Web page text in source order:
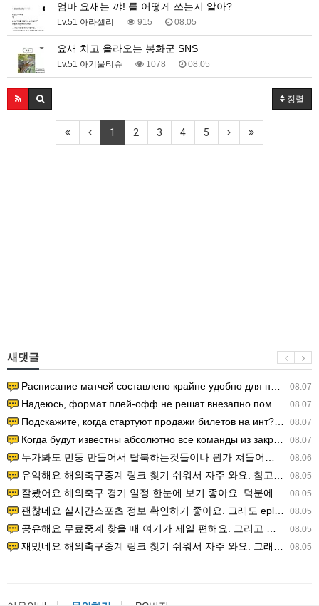
엄마 요새는 꺄! 를 어떻게 쓰는지 알아?
Lv.51 아라셀리 915 08.05
요새 치고 올라오는 봉화군 SNS
Lv.51 아기물티슈 1078 08.05
정렬
1 2 3 4 5
새댓글
08.07
Расписание матчей составлено крайне удобно для нашего часово…
08.07
Надеюсь, формат плей-офф не решат внезапно поменять. https:/…
08.07
Подскажите, когда стартуют продажи билетов на инт? https://g…
08.07
Когда будут известны абсолютно все команды из закрытых квали…
08.06
누가봐도 민둥 만들어서 탈북하는것들이나 뭔가 쳐들어오는 낌새를 미리 알아차리기 위함이지 저걸 전쟁준비라고 하…
08.05
유익해요 해외축구중계 링크 찾기 쉬워서 자주 와요. 참고로 무료스포츠중계 정보 확인할 때 출처 꼭 체크해요.…
08.05
잘봤어요 해외축구 경기 일정 한눈에 보기 좋아요. 덕분에 epl중계 볼 때 공식 중계 채널 먼저 찾아봐요. …
08.05
괜찮네요 실시간스포츠 정보 확인하기 좋아요. 그래도 epl중계 볼 때 공식 중계 채널 먼저 찾아봐요. 북마크…
08.05
공유해요 무료중계 찾을 때 여기가 제일 편해요. 그리고 무료스포츠중계 정보 확인할 때 출처 꼭 체크해요. 앞…
08.05
재밌네요 해외축구중계 링크 찾기 쉬워서 자주 와요. 그래서 해외축구중계도 정식 서비스로 봐야 안전해요. 다음…